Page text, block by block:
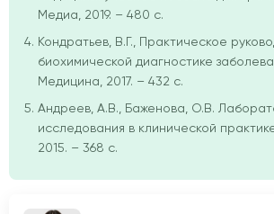
Медиа, 2019. – 480 с.
Кондратьев, В.Г., Практическое
биохимической диагностике
Медицина, 2017. – 432 с.
Андреев, А.В., Баженова, О.В.
исследования в клинической
2015. – 368 с.